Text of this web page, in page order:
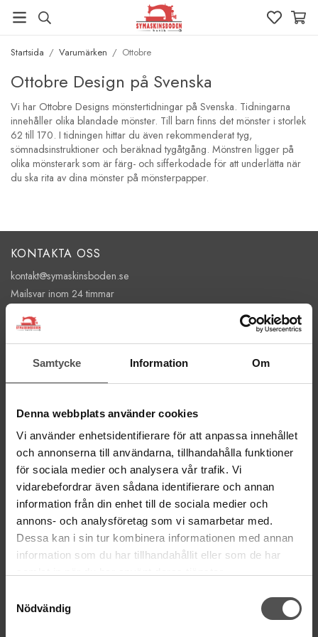
Samtycke Information Om
Denna webbplats använder cookies
Vi använder enhetsidentifierare för att anpassa innehållet
och annonserna till användarna, tillhandahålla funktioner
för sociala medier och analysera vår trafik. Vi
vidarebefordrar även sådana identifierare och annan
information från din enhet till de sociala medier och
annons- och analysföretag som vi samarbetar med.
Dessa kan i sin tur kombinera informationen med annan
information som du har tillhandahållit eller som de har
Nödvändig
Startsida / Varumärken / Ottobre
Ottobre Design på Svenska
Vi har Ottobre Designs mönstertidningar på Svenska. Tidningarna
innehåller olika blandade mönster. Till barn finns det mönster i storlek
62 till 170. I tidningen hittar du även rekommenderat tyg,
sömnadsinstruktioner och beräknad tygåtgång. Mönstren ligger på
olika mönsterark som är färg- och sifferkodade för att underlätta när
du ska rita av dina mönster på mönsterpapper.
KONTAKTA OSS
kontakt@symaskinsboden.se
Mailsvar inom 24 timmar
BESÖK OSS
Kungsgatan 70E, 753 41 Uppsala
Mån-Tor 11:00 - 18:00
Fre 11:00 - 17:00
Lörd Stängt Juli-Aug
© Copyrightskyddat material på sidan. Sevillkor
HANDLA
Villkor
Logga in